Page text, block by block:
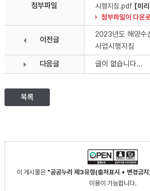
첨부파일
시행지침.pdf [미
첨부파일이 다운
이전글
2023년도 해양수
사업시행지침
다음글
글이 없습니다...
목록
이 게시물은 "공공누리 제3유형(출처표시 + 변경금
이용이 가능합니다.